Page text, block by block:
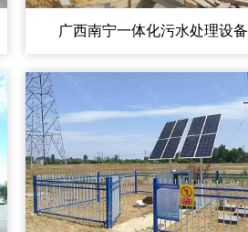
广西南宁一体化污水处理设备
电话:150-0665-7261